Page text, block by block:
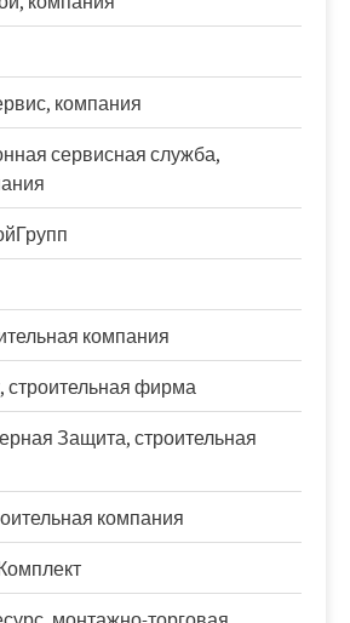
компания
сервисная служба,
компания
строительная фирма
Защита, строительная
компания